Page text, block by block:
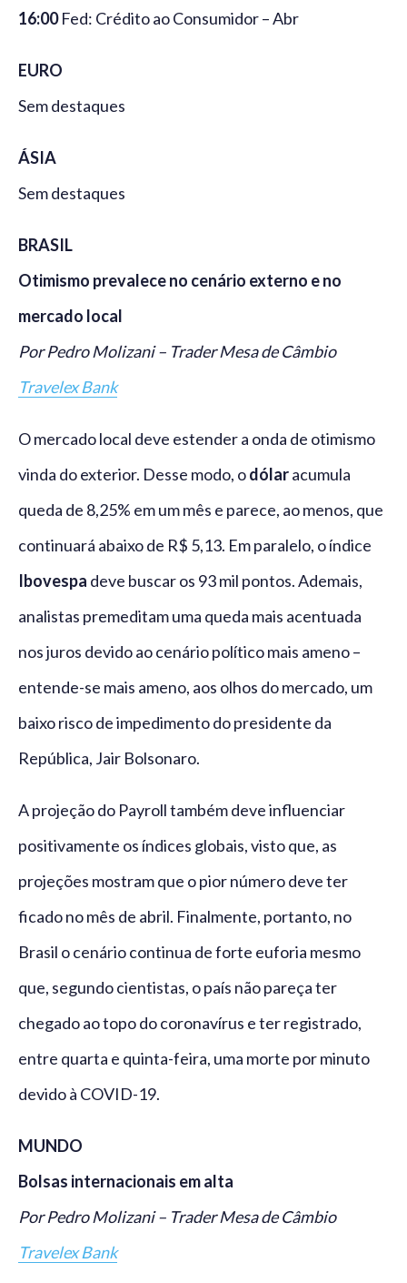
16:00Fed: Crédito ao Consumidor – Abr
EURO
Sem destaques
ÁSIA
Sem destaques
BRASIL
Otimismo prevalece no cenário externo e no
mercado local
Por Pedro Molizani – Trader Mesa de Câmbio
Travelex Bank
O mercado local deve estender a onda de otimismo
vinda do exterior. Desse modo, odólaracumula
queda de 8,25% em um mês e parece, ao menos, que
continuará abaixo de R$ 5,13. Em paralelo, o índice
Ibovespa deve buscar os 93 mil pontos. Ademais,
analistas premeditam uma queda mais acentuada
nos juros devido ao cenário político mais ameno –
entende-se mais ameno, aos olhos do mercado, um
baixo risco de impedimento do presidente da
República, Jair Bolsonaro.
A projeção do Payroll também deve influenciar
positivamente os índices globais, visto que, as
projeções mostram que o pior número deve ter
ficado no mês de abril. Finalmente, portanto, no
Brasil o cenário continua de forte euforia mesmo
que, segundo cientistas, o país não pareça ter
chegado ao topo do coronavírus e ter registrado,
entre quarta e quinta-feira, uma morte por minuto
devido à COVID-19.
MUNDO
Bolsas internacionais em alta
Por Pedro Molizani – Trader Mesa de Câmbio
Travelex Bank